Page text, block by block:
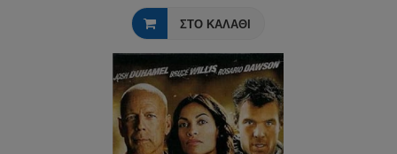
ΣΤΟ ΚΑΛΑΘΙ